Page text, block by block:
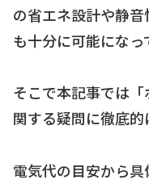
の省エネ設計や静
も十分に可能になっ
そこで本記事では
関する疑問に徹底的
電気代の目安から